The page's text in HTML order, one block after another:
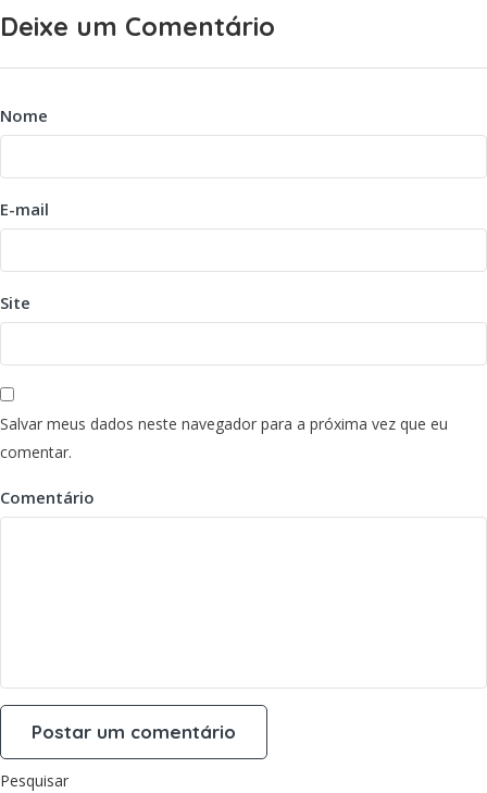
Deixe um Comentário
Nome
E-mail
Site
Salvar meus dados neste navegador para a próxima vez que eu
comentar.
Comentário
Pesquisar